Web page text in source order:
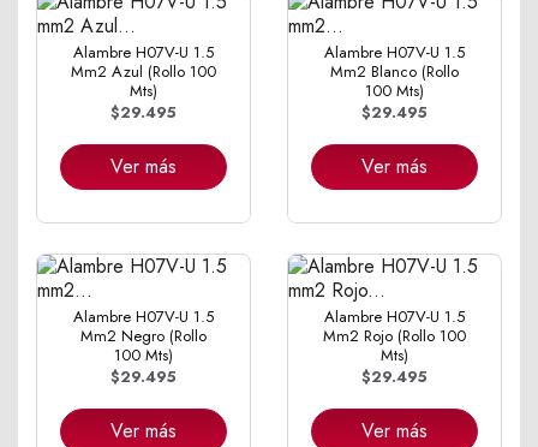
Alambre H07V-U 1.5
Mm2 Azul (Rollo 100
Mts)
$29.495
Ver más
Alambre H07V-U 1.5
Mm2 Blanco (Rollo
100 Mts)
$29.495
Ver más
Alambre H07V-U 1.5
Mm2 Negro (Rollo
100 Mts)
$29.495
Ver más
Alambre H07V-U 1.5
Mm2 Rojo (Rollo 100
Mts)
$29.495
Ver más